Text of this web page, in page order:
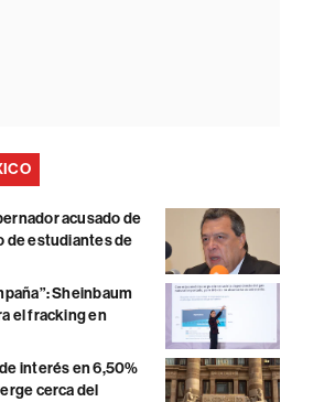
acusado de
de estudiantes de
Sheinbaum
el fracking en
interés en 6,50%
cerca del